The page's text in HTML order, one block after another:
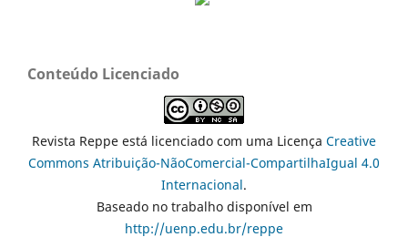
Conteúdo Licenciado
Revista Reppe está licenciado com uma Licença Creative
Commons Atribuição-NãoComercial-CompartilhaIgual 4.0
Internacional.
Baseado no trabalho disponível em
http://uenp.edu.br/reppe